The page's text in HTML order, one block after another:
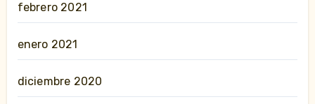
febrero 2021
enero 2021
diciembre 2020